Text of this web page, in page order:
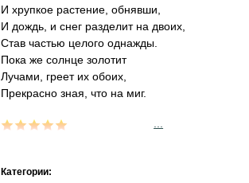
И хрупкое растение, обнявши,
И дождь, и снег разделит на двоих,
Став частью целого однажды.
Пока же солнце золотит
Лучами, греет их обоих,
Прекрасно зная, что на миг.
Категории: